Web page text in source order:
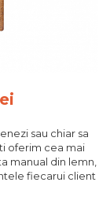
sau chiar sa
oferim cea mai
manual din lemn,
fiecarui client